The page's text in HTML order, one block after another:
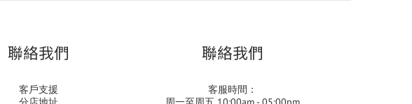
聯絡我們
客戶支援
聯絡我們
客服時間：